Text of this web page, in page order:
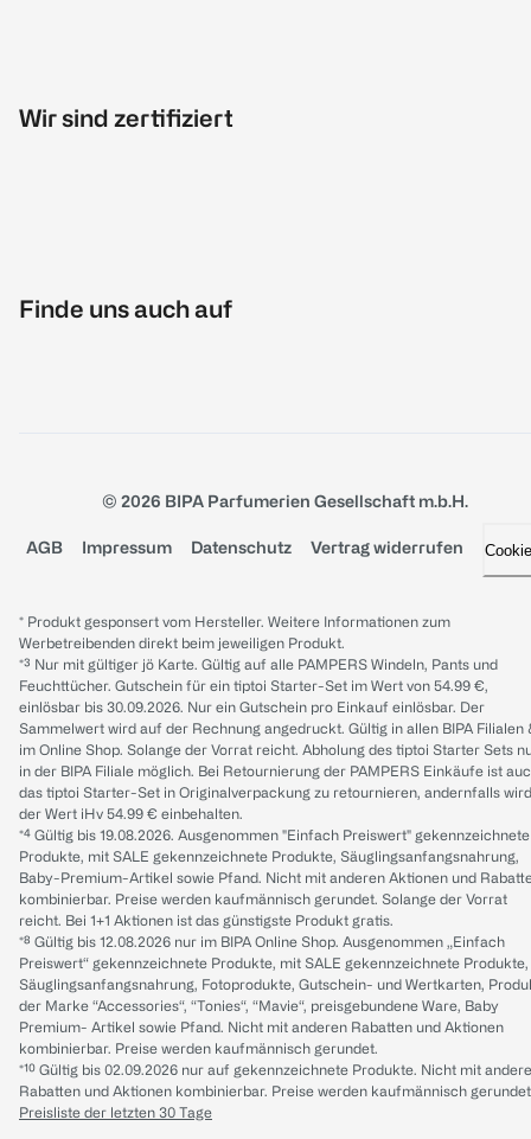
Wir sind zertifiziert
Finde uns auch auf
© 2026 BIPA Parfumerien Gesellschaft m.b.H.
AGB Impressum Datenschutz Vertrag widerrufen
* Produkt gesponsert vom Hersteller. Weitere Informationen zum
Werbetreibenden direkt beim jeweiligen Produkt.
*³ Nur mit gültiger jö Karte. Gültig auf alle PAMPERS Windeln, Pants und
Feuchttücher. Gutschein für ein tiptoi Starter-Set im Wert von 54.99 €,
einlösbar bis 30.09.2026. Nur ein Gutschein pro Einkauf einlösbar. Der
Sammelwert wird auf der Rechnung angedruckt. Gültig in allen BIPA Filialen
im Online Shop. Solange der Vorrat reicht. Abholung des tiptoi Starter Sets
in der BIPA Filiale möglich. Bei Retournierung der PAMPERS Einkäufe ist
das tiptoi Starter-Set in Originalverpackung zu retournieren, andernfalls wird
der Wert iHv 54.99 € einbehalten.
*⁴ Gültig bis 19.08.2026. Ausgenommen "Einfach Preiswert" gekennzeichnete
Produkte, mit SALE gekennzeichnete Produkte, Säuglingsanfangsnahrung,
Baby-Premium-Artikel sowie Pfand. Nicht mit anderen Aktionen und
kombinierbar. Preise werden kaufmännisch gerundet. Solange der Vorrat
reicht. Bei 1+1 Aktionen ist das günstigste Produkt gratis.
*⁸ Gültig bis 12.08.2026 nur im BIPA Online Shop. Ausgenommen „Einfach
Preiswert“ gekennzeichnete Produkte, mit SALE gekennzeichnete Produkte,
Säuglingsanfangsnahrung, Fotoprodukte, Gutschein- und Wertkarten,
der Marke “Accessories“, “Tonies“, “Mavie“, preisgebundene Ware, Baby
Premium- Artikel sowie Pfand. Nicht mit anderen Rabatten und Aktionen
kombinierbar. Preise werden kaufmännisch gerundet.
*¹⁰ Gültig bis 02.09.2026 nur auf gekennzeichnete Produkte. Nicht mit
Rabatten und Aktionen kombinierbar. Preise werden kaufmännisch
Preisliste der letzten 30 Tage